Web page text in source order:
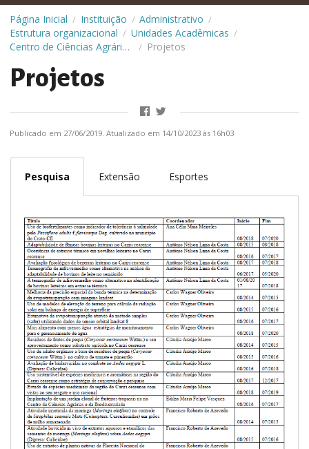
Página Inicial / Instituição / Administrativo /
Estrutura organizacional / Unidades Acadêmicas /
Centro de Ciências Agrárias e da Biodiversidade (CCAB) / Projetos
Projetos
Publicado em 27/06/2019. Atualizado em 14/10/2023 às 16h03
Pesquisa Extensão Esportes